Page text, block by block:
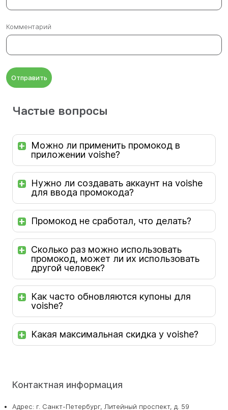
Комментарий
Отправить
Частые вопросы
Можно ли применить промокод в
приложении voishe?
Нужно ли создавать аккаунт на voishe
для ввода промокода?
Промокод не сработал, что делать?
Сколько раз можно использовать
промокод, может ли их использовать
другой человек?
Как часто обновляются купоны для
voishe?
Какая максимальная скидка у voishe?
Контактная информация
Адрес: г. Санкт-Петербург, Литейный проспект, д. 59